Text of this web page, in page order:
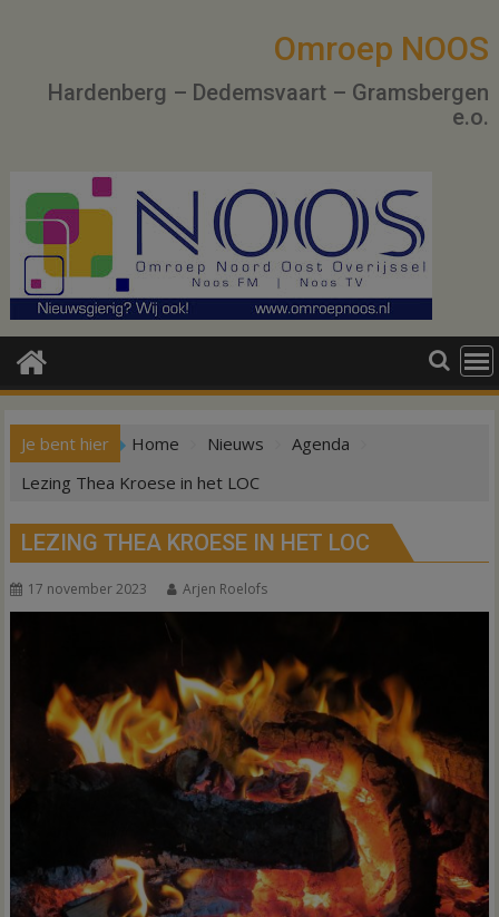
Omroep NOOS
Hardenberg – Dedemsvaart – Gramsbergen
e.o.
Je bent hier Home Nieuws
Agenda
Lezing Thea Kroese in het LOC
LEZING THEA KROESE IN HET LOC
17 november 2023 Arjen Roelofs